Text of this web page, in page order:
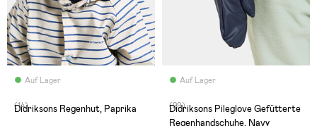
Auf Lager
(14)
Didriksons Regenhut, Paprika
Auf Lager
(29)
Didriksons Pileglove Gefütterte
Regenhandschuhe, Navy